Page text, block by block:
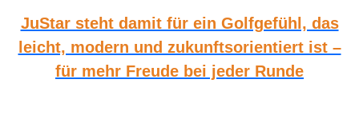
JuStar steht damit für ein Golfgefühl, das
leicht, modern und zukunftsorientiert ist –
für mehr Freude bei jeder Runde